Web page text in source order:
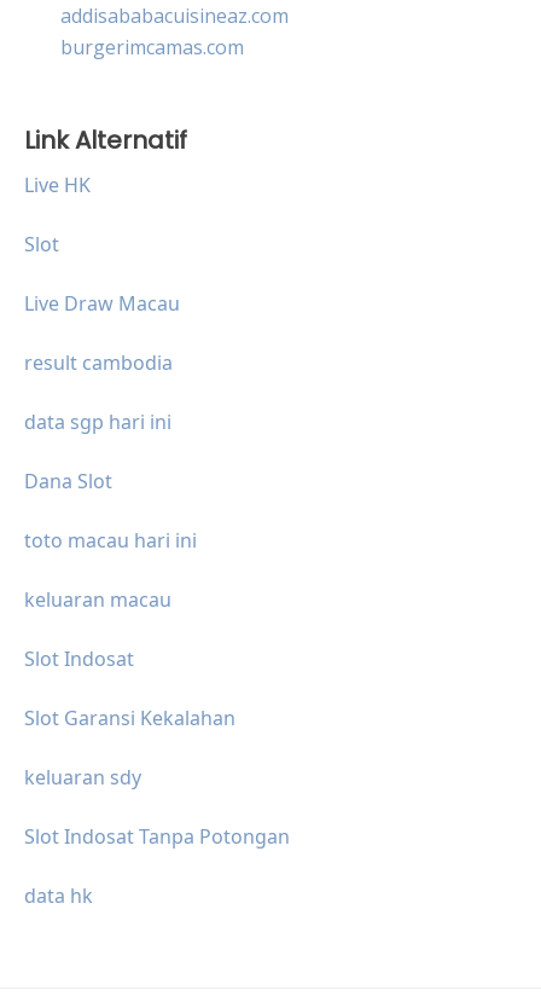
addisababacuisineaz.com
burgerimcamas.com
Link Alternatif
Live HK
Slot
Live Draw Macau
result cambodia
data sgp hari ini
Dana Slot
toto macau hari ini
keluaran macau
Slot Indosat
Slot Garansi Kekalahan
keluaran sdy
Slot Indosat Tanpa Potongan
data hk